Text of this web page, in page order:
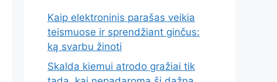
Kaip elektroninis parašas veikia
teismuose ir sprendžiant ginčus:
ką svarbu žinoti
Skalda kiemui atrodo gražiai tik